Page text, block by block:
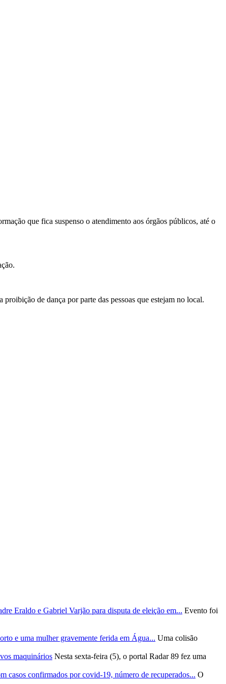
que fica suspenso o atendimento aos órgãos públicos, até o
de dança por parte das pessoas que estejam no local.
Eraldo e Gabriel Varjão para disputa de eleição em... Evento foi
e uma mulher gravemente ferida em Água... Uma colisão
maquinários Nesta sexta-feira (5), o portal Radar 89 fez uma
casos confirmados por covid-19, número de recuperados... O